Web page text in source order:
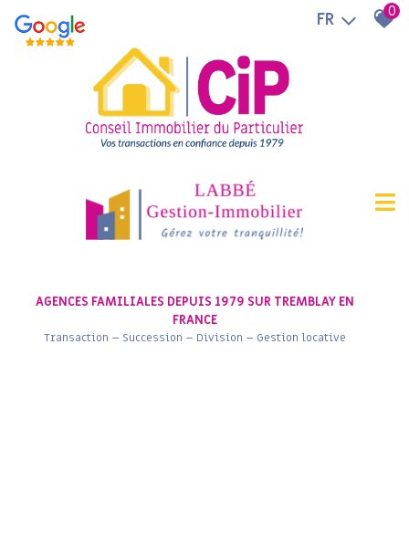
FR 0
AGENCES FAMILIALES DEPUIS 1979 SUR TREMBLAY EN
FRANCE
Transaction – Succession – Division – Gestion locative